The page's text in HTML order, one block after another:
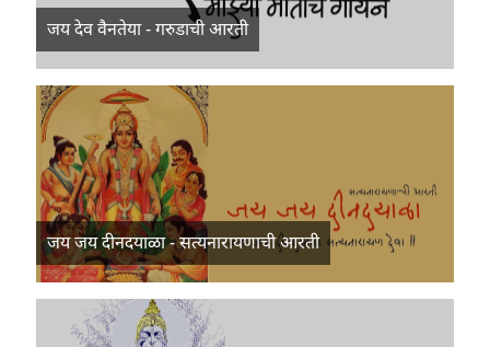
जय देव वैनतेया - गरुडाची आरती
जय जय दीनदयाळा - सत्यनारायणाची आरती